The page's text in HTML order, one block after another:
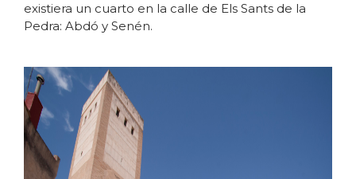
existiera un cuarto en la calle de Els Sants de la
Pedra: Abdó y Senén.